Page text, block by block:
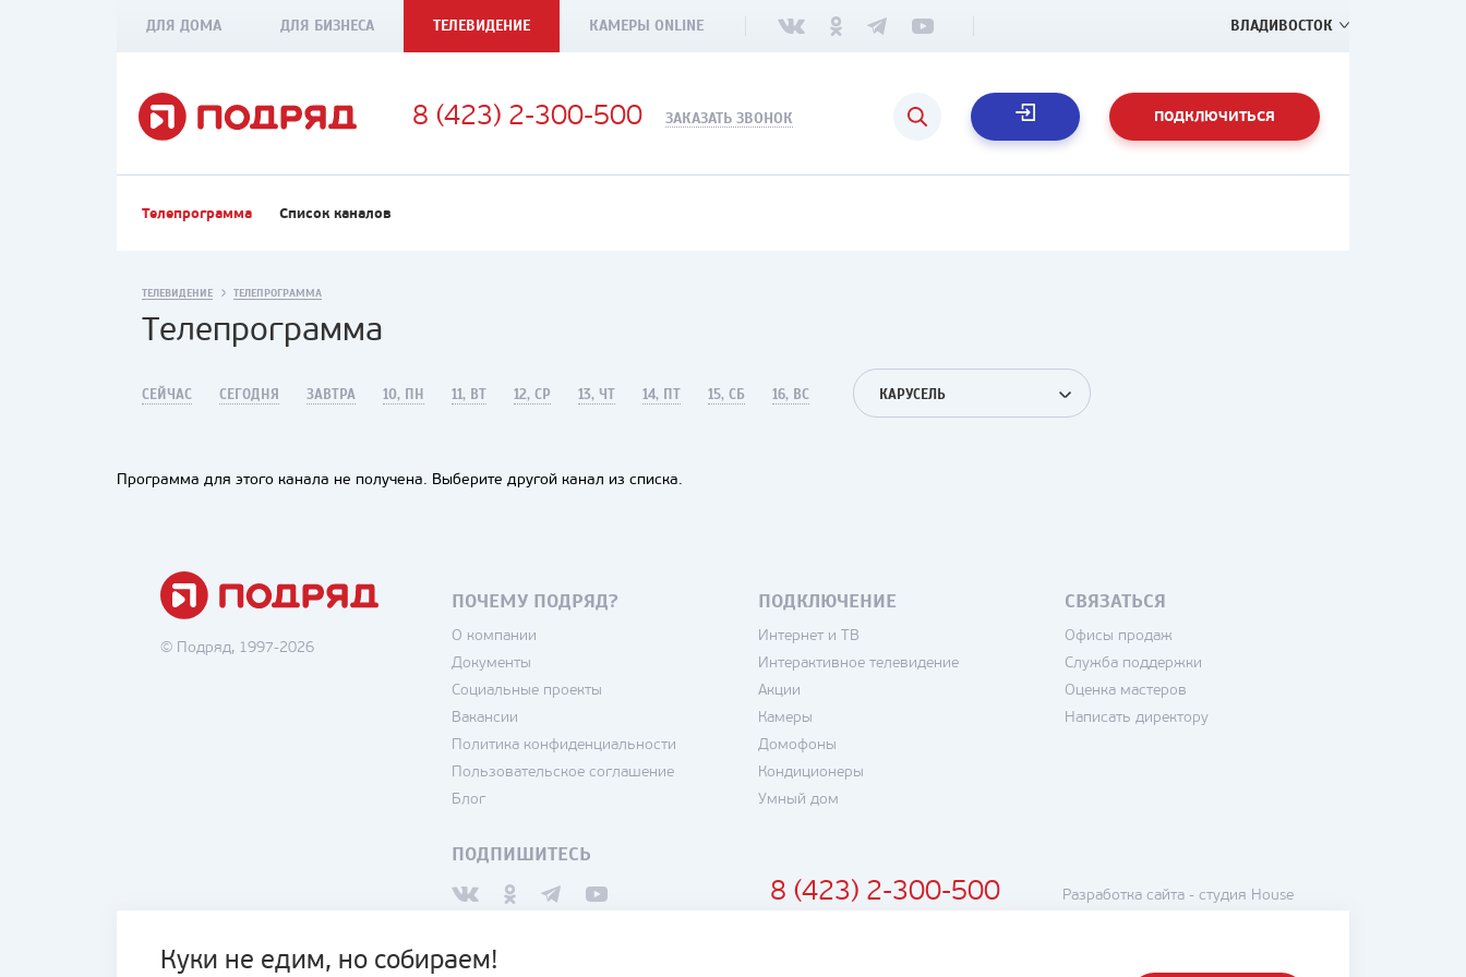
ДЛЯ ДОМА ДЛЯ БИЗНЕСА ТЕЛЕВИДЕНИЕ КАМЕРЫ ONLINE ВЛАДИВОСТОК
8 (423) 2-300-500 ЗАКАЗАТЬ ЗВОНОК ПОДКЛЮЧИТЬСЯ
Телепрограмма Список каналов
Куки не едим, но собираем!
ТЕЛЕВИДЕНИЕ ТЕЛЕПРОГРАММА
Телепрограмма
СЕЙЧАС СЕГОДНЯ ЗАВТРА 10, ПН 11, ВТ 12, СР 13, ЧТ 14, ПТ 15, СБ 16, ВС КАРУСЕЛЬ
Программа для этого канала не получена. Выберите другой канал из списка.
© Подряд, 1997-2026
ПОЧЕМУ ПОДРЯД?
О компании
Документы
Социальные проекты
Вакансии
Политика конфиденциальности
Пользовательское соглашение
Блог
ПОДКЛЮЧЕНИЕ
Интернет и ТВ
Интерактивное телевидение
Акции
Камеры
Домофоны
Кондиционеры
Умный дом
СВЯЗАТЬСЯ
Офисы продаж
Служба поддержки
Оценка мастеров
Написать директору
ПОДПИШИТЕСЬ
8 (423) 2-300-500 Разработка сайта - студия House